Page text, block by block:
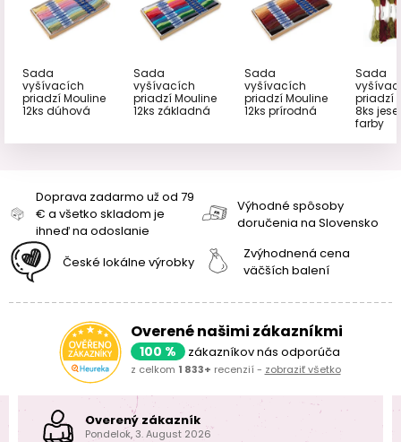
Sada
vyšívacích
priadzí Mouline
12ks dúhová
Sada
vyšívacích
priadzí Mouline
12ks základná
Sada
vyšívacích
priadzí Mouline
12ks prírodná
Sada
priadzí
8ks
farby
Doprava zadarmo už od 79
€ a všetko skladom je
ihneď na odoslanie
Výhodné spôsoby
doručenia na Slovensko
České lokálne výrobky
Zvýhodnená cena
väčších balení
Overené našimi zákazníkmi
100 % zákazníkov nás odporúča
z celkom 1 833+ recenzií - zobraziť všetko
Overený zákazník
Pondelok, 3. August 2026